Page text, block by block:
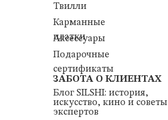
Блог SILSHI: история,
искусство, кино и советы
экспертов
ЗАБОТА О КЛИЕНТАХ
Карманные
платки
Аксессуары
Подарочные
сертификаты
Твилли